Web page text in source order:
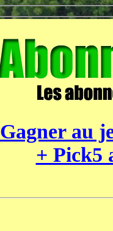
Gagner au
+ Pick5